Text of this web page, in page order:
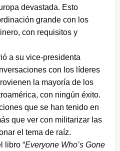
devastada. Esto
grande con los
con requisitos y
a su vice-presidenta
con los líderes
la mayoría de los
con ningún éxito.
que se han tenido en
que ver con militarizar las
el tema de raíz.
libro “Everyone Who’s Gone